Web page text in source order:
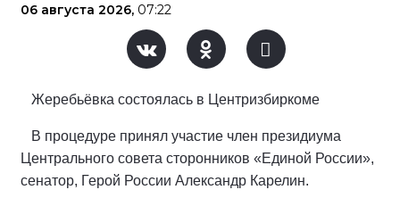
06 августа 2026, 07:22
Жеребьёвка состоялась в Центризбиркоме
В процедуре принял участие член президиума
Центрального совета сторонников «Единой России»,
сенатор, Герой России Александр Карелин.